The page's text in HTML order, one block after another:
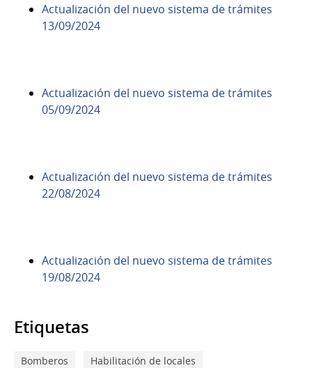
Actualización del nuevo sistema de trámites
13/09/2024
Actualización del nuevo sistema de trámites
05/09/2024
Actualización del nuevo sistema de trámites
22/08/2024
Actualización del nuevo sistema de trámites
19/08/2024
Etiquetas
Bomberos Habilitación de locales